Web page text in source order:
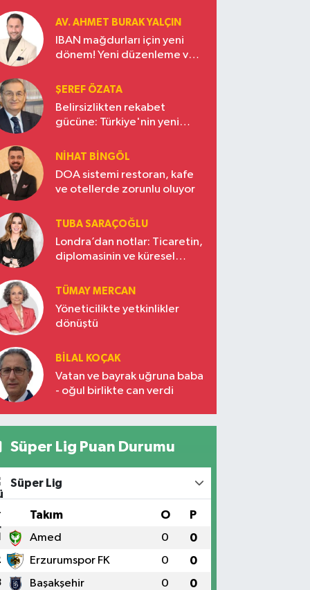
AV. AHMET BURAK YALÇIN
IBAN mağdurları için yeni
dönem! Yeni düzenleme ve
ŞEREF ÖZATA
Belirsizlikten rekabet
gücüne: Türkiye'nin yeni
NIHAT BINGÖL
DOA sistemi restoran, kafe
ve otellerde zorunlu oluyor
TUBA SARAÇOĞLU
Londra’dan notlar: Ticaretin,
diplomasinin ve küresel
Türkiye’nin yükselen gücü
TÜMAY MERCAN
Yöneticilikte yetkinlikler
dönüştü
BILAL KOÇAK
Vatan ve bayrak uğruna baba
- oğul birlikte can verdi
Süper Lig Puan Durumu
Süper Lig
Takım O P
Amed 0 0
Erzurumspor FK 0 0
Başakşehir 0 0